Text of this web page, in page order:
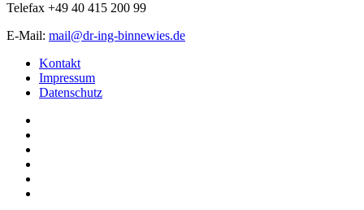
Telefax +49 40 415 200 99
E-Mail: mail@dr-ing-binnewies.de
Kontakt
Impressum
Datenschutz